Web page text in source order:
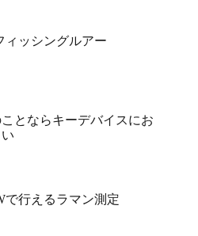
ィッシングルアー
とならキーデバイスにお
で行えるラマン測定